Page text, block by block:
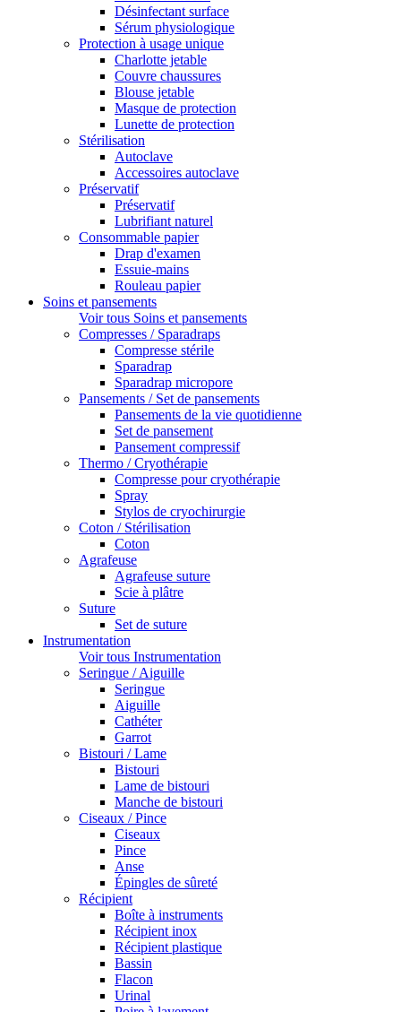
Désinfectant surface
Sérum physiologique
Protection à usage unique
Charlotte jetable
Couvre chaussures
Blouse jetable
Masque de protection
Lunette de protection
Stérilisation
Autoclave
Accessoires autoclave
Préservatif
Préservatif
Lubrifiant naturel
Consommable papier
Drap d'examen
Essuie-mains
Rouleau papier
Soins et pansements
Voir tous Soins et pansements
Compresses / Sparadraps
Compresse stérile
Sparadrap
Sparadrap micropore
Pansements / Set de pansements
Pansements de la vie quotidienne
Set de pansement
Pansement compressif
Thermo / Cryothérapie
Compresse pour cryothérapie
Spray
Stylos de cryochirurgie
Coton / Stérilisation
Coton
Agrafeuse
Agrafeuse suture
Scie à plâtre
Suture
Set de suture
Instrumentation
Voir tous Instrumentation
Seringue / Aiguille
Seringue
Aiguille
Cathéter
Garrot
Bistouri / Lame
Bistouri
Lame de bistouri
Manche de bistouri
Ciseaux / Pince
Ciseaux
Pince
Anse
Épingles de sûreté
Récipient
Boîte à instruments
Récipient inox
Récipient plastique
Bassin
Flacon
Urinal